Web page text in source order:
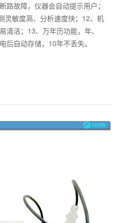
路故障，仪器会自动提示用户；
灵敏度高、分析速度快；12、机
清洁；13、万年历功能，年、
后自动存储，10年不丢失。